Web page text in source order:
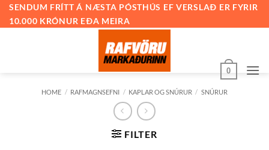
SkipSENDUM FRÍTT Á NÆSTA PÓSTHÚS EF VERSLAÐ ER FYRIR
10.000 KRÓNUR EÐA MEIRA
0
HOME / RAFMAGNSEFNI / KAPLAR OG SNÚRUR / SNÚRUR
FILTER